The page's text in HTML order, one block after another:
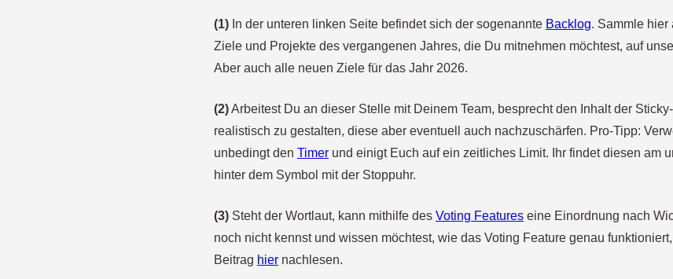
(1) In der unteren linken Seite befindet sich der sogenannte Backlog. Sammle
Ziele und Projekte des vergangenen Jahres, die Du mitnehmen möchtest, auf
Aber auch alle neuen Ziele für das Jahr 2026.
(2)Arbeitest Du an dieser Stelle mit Deinem Team, besprecht den Inhalt der
realistisch zu gestalten, diese aber eventuell auch nachzuschärfen. Pro-Tipp:
unbedingt den Timer und einigt Euch auf ein zeitliches Limit. Ihr findet diesen am
hinter dem Symbol mit der Stoppuhr.
(3) Steht der Wortlaut, kann mithilfe des Voting Features eine Einordnung nach
noch nicht kennst und wissen möchtest, wie das Voting Feature genau
Beitrag hier nachlesen.